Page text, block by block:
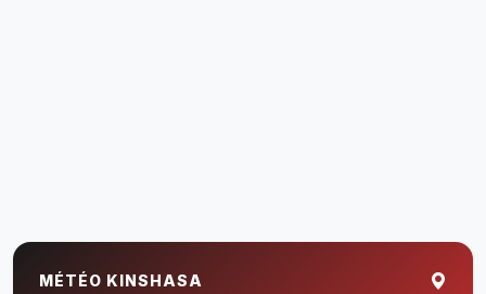
MÉTÉO KINSHASA